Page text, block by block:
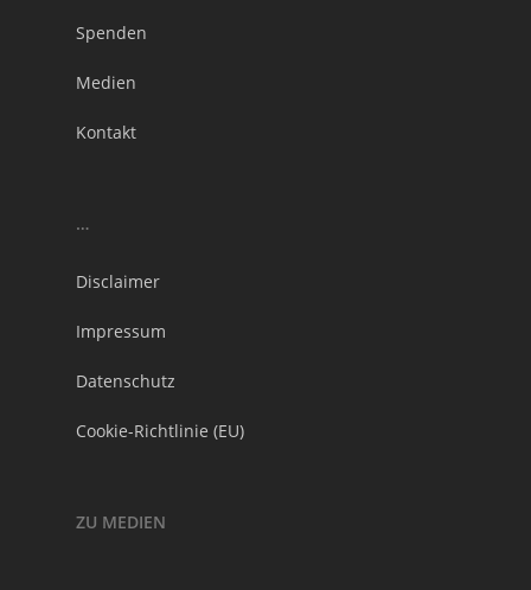
Spenden
Medien
Kontakt
…
Disclaimer
Impressum
Datenschutz
Cookie-Richtlinie (EU)
ZU MEDIEN